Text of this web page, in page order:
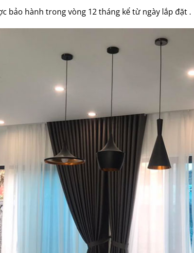
bảo hành trong vòng 12 tháng kể từ ngày lắp đặt .